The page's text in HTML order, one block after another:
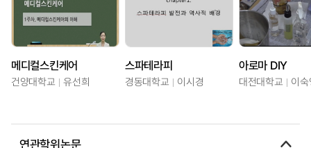
메디컬스킨케어
건양대학교 유선희
스파테라피
경동대학교 이시경
아로마 DIY
대전대학교 이
연관학위논문